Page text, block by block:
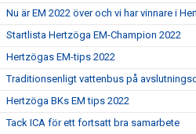
Nu är EM 2022 över och vi har vinnare i
Startlista Hertzöga EM-Champion 2022
Hertzögas EM-tips 2022
Traditionsenligt vattenbus på
Hertzöga BKs EM tips 2022
Tack ICA för ett fortsatt bra samarbete